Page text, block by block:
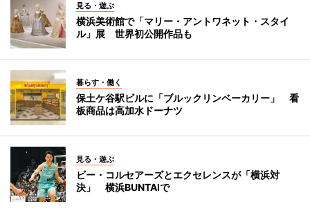
見る・遊ぶ
横浜美術館で「マリー・アントワネット・スタイ
ル」展 世界初公開作品も
暮らす・働く
保土ケ谷駅ビルに「ブルックリンベーカリー」 看
板商品は高加水ドーナツ
見る・遊ぶ
ビー・コルセアーズとエクセレンスが「横浜対
決」 横浜BUNTAIで